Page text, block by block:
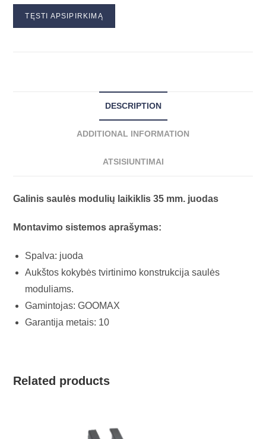
TĘSTI APSIPIRKIMĄ
DESCRIPTION
ADDITIONAL INFORMATION
ATSISIUNTIMAI
Galinis saulės modulių laikiklis 35 mm. juodas
Montavimo sistemos aprašymas:
Spalva: juoda
Aukštos kokybės tvirtinimo konstrukcija saulės
moduliams.
Gamintojas: GOOMAX
Garantija metais: 10
Related products